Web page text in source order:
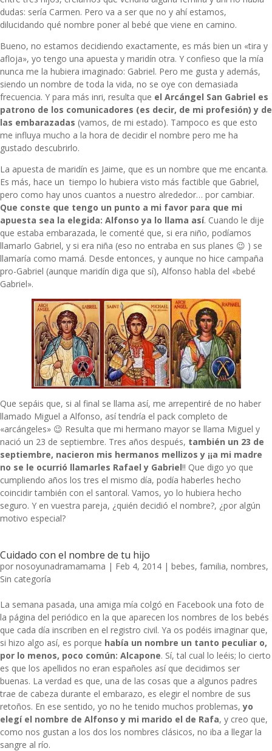
dudas: sería Carmen. Pero va a ser que no y ahí estamos,
dilucidando qué nombre poner al bebé que viene en camino.
Bueno, no estamos decidiendo exactamente, es más bien un «tira y
afloja», yo tengo una apuesta y maridín otra. Y confieso que la mía
nunca me la hubiera imaginado: Gabriel. Pero me gusta y además,
siendo un nombre de toda la vida, no se oye con demasiada
frecuencia. Y para más inri, resulta que el Arcángel San Gabriel es
patrono de los comunicadores (es decir, de mi profesión) y de
las embarazadas (vamos, de mi estado). Tampoco es que esto
me influya mucho a la hora de decidir el nombre pero me ha
gustado descubrirlo.
La apuesta de maridín es Jaime, que es un nombre que me encanta.
Es más, hace un tiempo lo hubiera visto más factible que Gabriel,
pero como hay unos cuantos a nuestro alrededor… por cambiar.
Que conste que tengo un punto a mi favor para que mi
apuesta sea la elegida: Alfonso ya lo llama así. Cuando le dije
que estaba embarazada, le comenté que, si era niño, podíamos
llamarlo Gabriel, y si era niña (eso no entraba en sus planes 😉 ) se
llamaría como mamá. Desde entonces, y aunque no hice campaña
pro-Gabriel (aunque maridín diga que sí), Alfonso habla del «bebé
Gabriel».
Que sepáis que, si al final se llama así, me arrepentiré de no haber
llamado Miguel a Alfonso, así tendría el pack completo de
«arcángeles» 😉 Resulta que mi hermano mayor se llama Miguel y
nació un 23 de septiembre. Tres años después, también un 23 de
septiembre, nacieron mis hermanos mellizos y ¡¡a mi madre
no se le ocurrió llamarles Rafael y Gabriel!! Que digo yo que
cumpliendo años los tres el mismo día, podía haberles hecho
coincidir también con el santoral. Vamos, yo lo hubiera hecho
seguro. Y en vuestra pareja, ¿quién decidió el nombre?, ¿por algún
motivo especial?
Cuidado con el nombre de tu hijo
por nosoyunadramamama | Feb 4, 2014 | bebes, familia, nombres,
Sin categoría
La semana pasada, una amiga mía colgó en Facebook una foto de
la página del periódico en la que aparecen los nombres de los bebés
que cada día inscriben en el registro civil. Ya os podéis imaginar que,
si hizo algo así, es porque había un nombre un tanto peculiar o,
por lo menos, poco común: Alcapone. Sí, tal cual lo leéis; lo cierto
es que los apellidos no eran españoles así que decidimos ser
buenas. La verdad es que, una de las cosas que a algunos padres
trae de cabeza durante el embarazo, es elegir el nombre de sus
retoños. En ese sentido, yo no he tenido muchos problemas,yo
elegí el nombre de Alfonso y mi marido el de Rafa, y creo que,
como nos gustan a los dos los nombres clásicos, no iba a llegar la
sangre al río.